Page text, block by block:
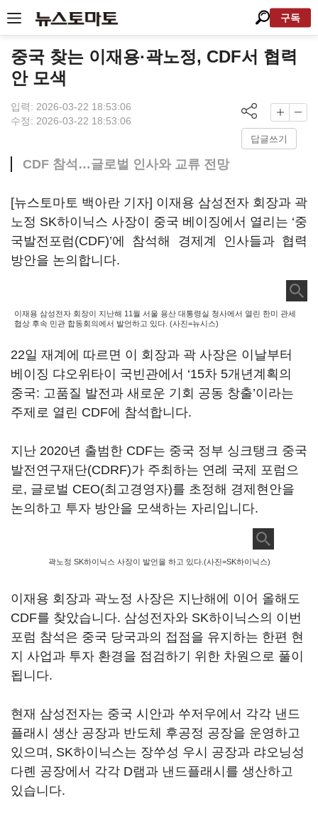
구독
중국 찾는 이재용·곽노정, CDF서 협력
안 모색
입력: 2026-03-22 18:53:06
수정: 2026-03-22 18:53:06
답글쓰기
CDF 참석…글로벌 인사와 교류 전망
[뉴스토마토 백아란 기자] 이재용 삼성전자 회장과 곽
노정 SK하이닉스 사장이 중국 베이징에서 열리는 ‘중
국발전포럼(CDF)’에 참석해 경제계 인사들과 협력
방안을 논의합니다.
이재용 삼성전자 회장이 지난해 11월 서울 용산 대통령실 청사에서 열린 한미 관세
협상 후속 민관 합동회의에서 발언하고 있다. (사진=뉴시스)
22일 재계에 따르면 이 회장과 곽 사장은 이날부터
베이징 댜오위타이 국빈관에서 ‘15차 5개년계획의
중국: 고품질 발전과 새로운 기회 공동 창출’이라는
주제로 열린 CDF에 참석합니다.
지난 2020년 출범한 CDF는 중국 정부 싱크탱크 중국
발전연구재단(CDRF)가 주최하는 연례 국제 포럼으
로, 글로벌 CEO(최고경영자)를 초정해 경제현안을
논의하고 투자 방안을 모색하는 자리입니다.
곽노정 SK하이닉스 사장이 발언을 하고 있다.(사진=SK하이닉스)
이재용 회장과 곽노정 사장은 지난해에 이어 올해도
CDF를 찾았습니다. 삼성전자와 SK하이닉스의 이번
포럼 참석은 중국 당국과의 접점을 유지하는 한편 현
지 사업과 투자 환경을 점검하기 위한 차원으로 풀이
됩니다.
현재 삼성전자는 중국 시안과 쑤저우에서 각각 낸드
플래시 생산 공장과 반도체 후공정 공장을 운영하고
있으며, SK하이닉스는 장쑤성 우시 공장과 랴오닝성
다롄 공장에서 각각 D램과 낸드플래시를 생산하고
있습니다.